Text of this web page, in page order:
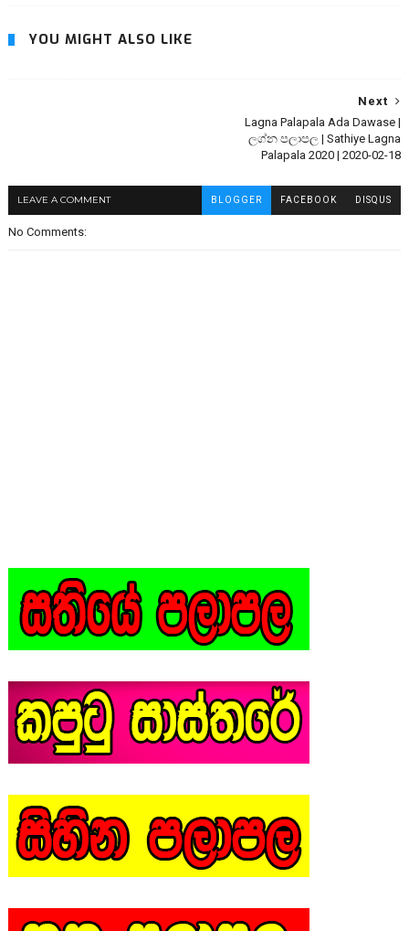
YOU MIGHT ALSO LIKE
Next
Lagna Palapala Ada Dawase |
ලග්න පලාපල | Sathiye Lagna
Palapala 2020 | 2020-02-18
LEAVE A COMMENT BLOGGER FACEBOOK DISQUS
No Comments: